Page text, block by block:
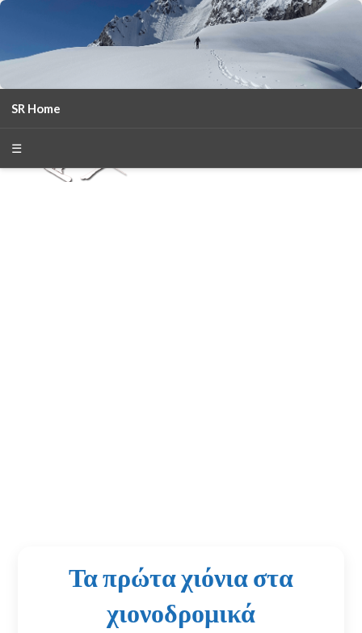
SR Home
☰
Τα πρώτα χιόνια στα
χιονοδρομικά